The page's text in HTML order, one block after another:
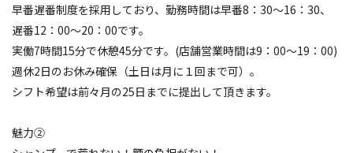
早番遅番制度を採用しており、勤務時間は早番8：30～16：30、
遅番12：00～20：00です。
実働7時間15分で休憩45分です。(店舗営業時間は9：00～19：00)
週休2日のお休み確保（土日は月に１回まで可）。
シフト希望は前々月の25日までに提出して頂きます。
魅力②